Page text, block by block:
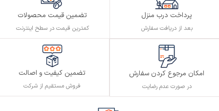
پرداخت درب منزل
بعد از دریافت سفارش
تضمین قیمت محصولات
کمترین قیمت در سطح اینترنت
امکان مرجوع کردن سفارش
در صورت عدم رضایت
تضمین کیفیت و اصالت
فروش مستقیم از شرکت